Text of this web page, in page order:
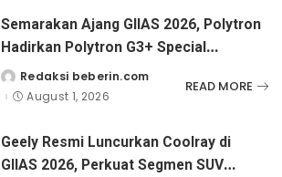
Semarakan Ajang GIIAS 2026, Polytron
Hadirkan Polytron G3+ Special
Collaboration dengan Tampilan Two-
Tone
Posted
by
Redaksi beberin.com
August 1, 2026
READ MORE
Geely Resmi Luncurkan Coolray di
GIIAS 2026, Perkuat Segmen SUV